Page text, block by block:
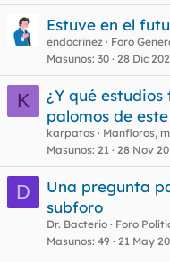
Estuve en el
endocrinez
Foro
Masunos 30 28 Dic
K
¿Y qué estudios
palomos de
karpatos
Manfloros,
Masunos 21 28 Nov
D
Una pregunta
subforo
Dr. Bacterio
Foro
Masunos 49 21 May